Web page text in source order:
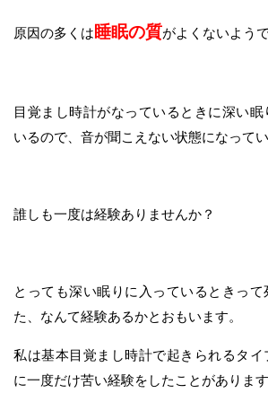
原因の多くは 睡眠の質がよくないようで
目覚まし時計がなっているときに深い眠
いるので、音が聞こえない状態になってい
誰しも一度は経験ありませんか？
とっても深い眠りに入っているときっ
た、なんて経験あるかとおもいます。
私は基本目覚まし時計で起きられるタ
に一度だけ苦い経験をしたことがあります